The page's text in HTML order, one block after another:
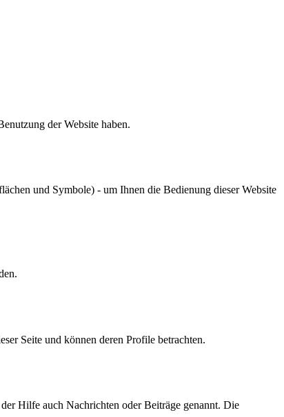
der Website haben.
und Symbole) - um Ihnen die Bedienung dieser Website
Seite und können deren Profile betrachten.
Hilfe auch Nachrichten oder Beiträge genannt. Die